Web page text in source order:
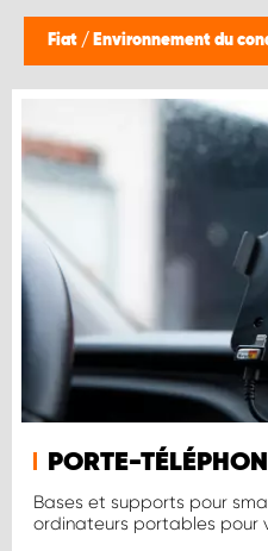
Fiat / Environnement du
PORTE-
Bases et supports pour
ordinateurs portables pour
WORK SYSTEM NAMUR
WORK SYSTEM WEST BY PRO-VAN